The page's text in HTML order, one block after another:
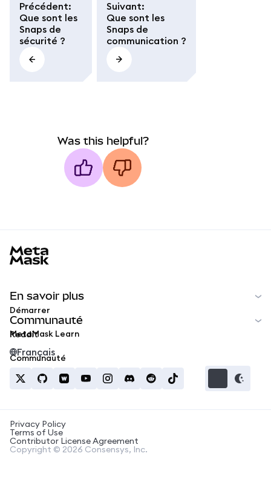
Précédent:
Que sont les
Snaps de
sécurité ?
Suivant:
Que sont les
Snaps de
communication ?
Was this helpful?
En savoir plus
Démarrer
MetaMask Learn
Communauté
Reddit
Communauté
Français
Privacy Policy
Terms of Use
Contributor License Agreement
Copyright © 2026 Consensys, Inc.